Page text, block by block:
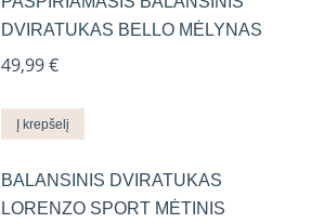
DVIRATUKAS BELLO MĖLYNAS
49,99€
Į krepšelį
BALANSINIS DVIRATUKAS
LORENZO SPORT MĖTINIS